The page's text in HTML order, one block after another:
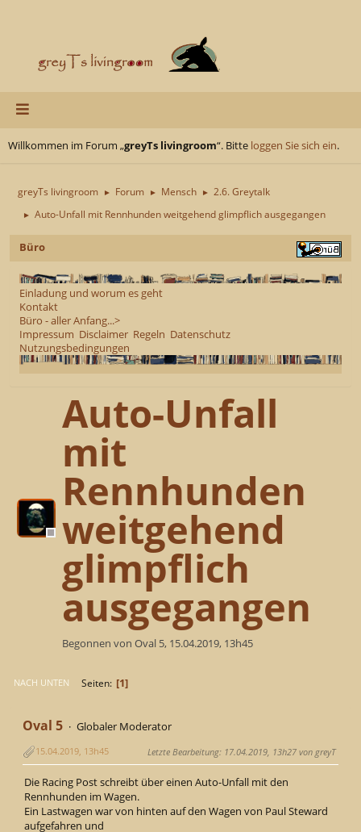
Willkommen im Forum „greyTs livingroom“. Bitte loggen Sie sich ein.
greyTs livingroom ► Forum ► Mensch ► 2.6. Greytalk
► Auto-Unfall mit Rennhunden weitgehend glimpflich ausgegangen
Büro
Einladung und worum es geht
Kontakt
Büro - aller Anfang...>
Impressum Disclaimer Regeln Datenschutz
Nutzungsbedingungen
Auto-Unfall
mit
Rennhunden
weitgehend
glimpflich
ausgegangen
Begonnen von Oval 5, 15.04.2019, 13h45
NACH UNTEN Seiten 1
Oval 5 Globaler Moderator
15.04.2019, 13h45 Letzte Bearbeitung: 17.04.2019, 13h27 von greyT
Die Racing Post schreibt über einen Auto-Unfall mit den
Rennhunden im Wagen.
Ein Lastwagen war von hinten auf den Wagen von Paul Steward
aufgefahren und